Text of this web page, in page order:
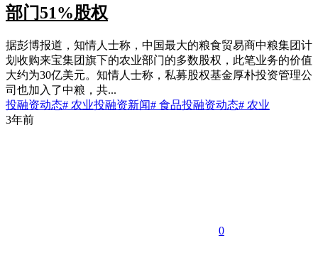
部门51%股权
据彭博报道，知情人士称，中国最大的粮食贸易商中粮集团计
划收购来宝集团旗下的农业部门的多数股权，此笔业务的价值
大约为30亿美元。知情人士称，私募股权基金厚朴投资管理公
司也加入了中粮，共...
投融资动态# 农业投融资新闻# 食品投融资动态# 农业
3年前
0